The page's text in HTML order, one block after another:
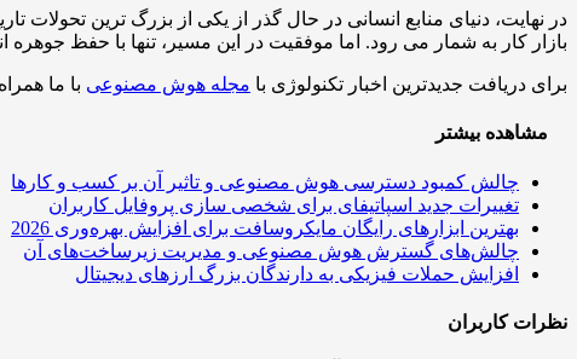
در نهایت، دنیای منابع انسانی در حال گذر از یکی از بزرگ ترین تحولات
بازار کار به شمار می رود. اما موفقیت در این مسیر، تنها با حفظ
برای دریافت جدیدترین اخبار تکنولوژی با مجله هوش مصنوعی با ما
مشاهده بیشتر
چالش کمبود دسترسی هوش مصنوعی و تاثیر آن بر کسب و کارها
تغییرات جدید اسپاتیفای برای شخصی سازی پروفایل کاربران
بهترین ابزارهای رایگان مایکروسافت برای افزایش بهره‌وری 2026
چالش‌های گسترش هوش مصنوعی و مدیریت زیرساخت‌های آن
افزایش حملات فیزیکی به دارندگان بزرگ ارزهای دیجیتال
نظرات کاربران